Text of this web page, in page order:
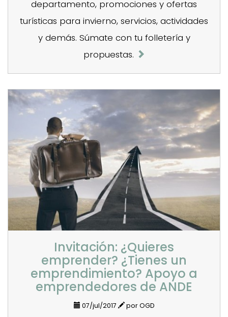
departamento, promociones y ofertas
turísticas para invierno, servicios, actividades
y demás. Súmate con tu folletería y
propuestas.
Invitación: ¿Quieres
emprender? ¿Tienes un
emprendimiento? Apoyo a
emprendedores de ANDE
07/jul/2017 por OGD